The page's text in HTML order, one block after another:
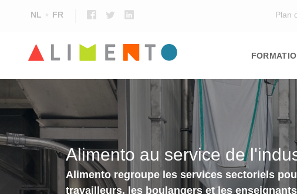
NL FR Plan
Alimento au service de
Alimento regroupe les services sectoriels
travailleurs, les boulangers et lesenseignants